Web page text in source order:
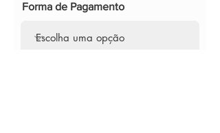
Forma de Pagamento